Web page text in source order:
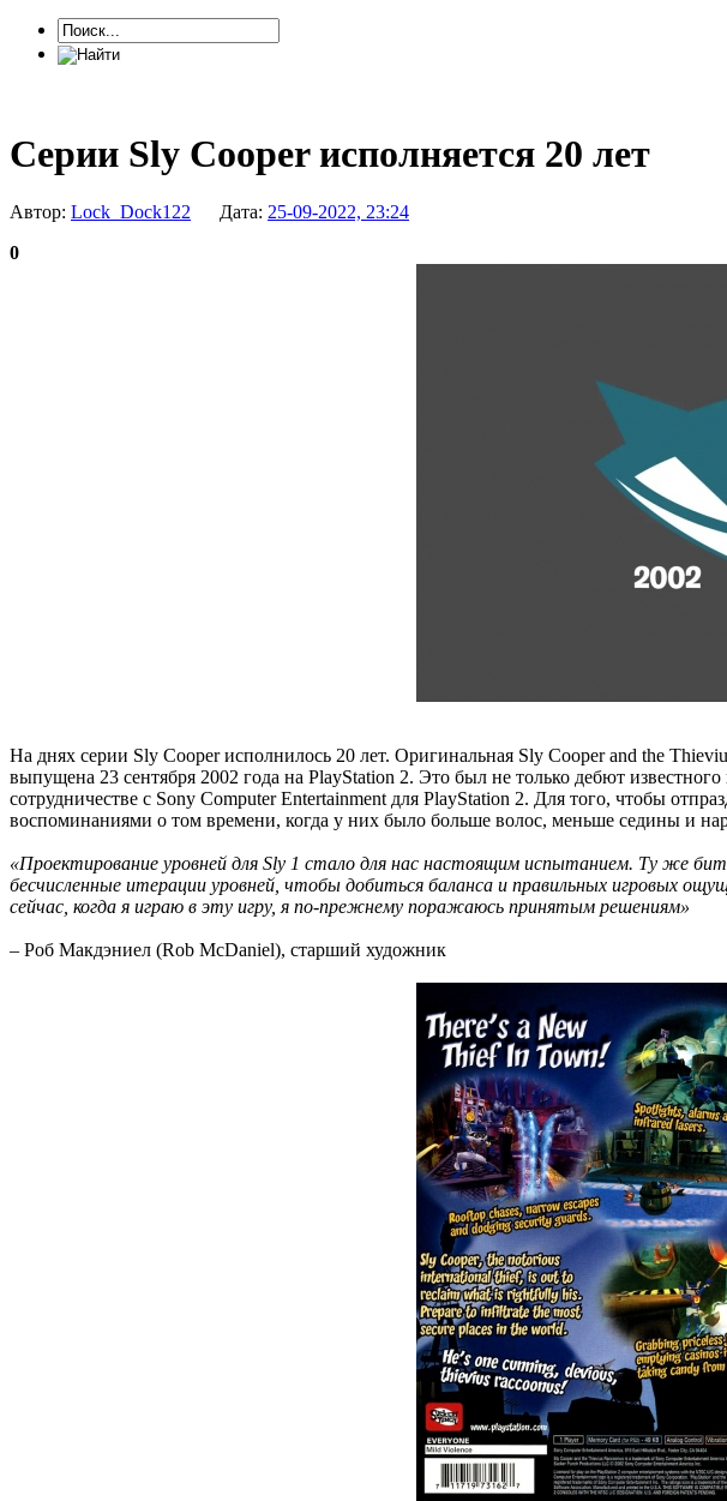
Серии Sly Cooper исполняется 20 лет
Автор: Lock_Dock122 Дата: 25-09-2022, 23:24
0
На днях серии Sly Cooper исполнилось 20 лет. Оригинальная Sly Cooper and the
выпущена 23 сентября 2002 года на PlayStation 2. Это был не только дебют
сотрудничестве с Sony Computer Entertainment для PlayStation 2. Для того, чтобы
воспоминаниями о том времени, когда у них было больше волос, меньше седины и
«Проектирование уровней для Sly 1 стало для нас настоящим испытанием. Ту же
бесчисленные итерации уровней, чтобы добиться баланса и правильных игровых
сейчас, когда я играю в эту игру, я по-прежнему поражаюсь принятым решениям»
– Роб Макдэниел (Rob McDaniel), старший художник